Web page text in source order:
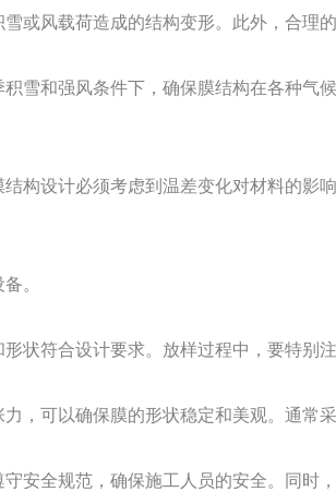
或风载荷造成的结构变形。此外，合理
雪和强风条件下，确保膜结构在各种气
构设计必须考虑到温差变化对材料的影
。
状符合设计要求。放样过程中，要特别
，可以确保膜的形状稳定和美观。通常
安全规范，确保施工人员的安全。同时